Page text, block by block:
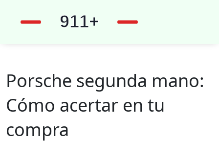
Porsche segunda mano:
Cómo acertar en tu
compra